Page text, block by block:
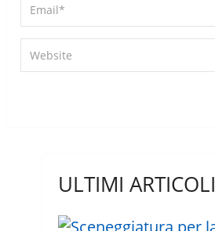
ULTIMI ARTICOLI